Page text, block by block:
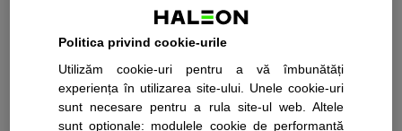
bacteriilor parodontale. În consecință, se formează niște
produse secundare dăunătoare, care declanșează
răspunsul inflamator al organismului, provocând
inflamația gingiilor. Fără tratament, boala parodontală se
poate agrava, pe măsură ce placa bacteriană devine dură,
formând tartru, un strat de depuneri dure care nu poate fi
îndepărtat prin periaj obișnuit.
Politica privind cookie-urile
Utilizăm cookie-uri pentru a vă îmbunătăți
experiența în utilizarea site-ului. Unele cookie-uri
sunt necesare pentru a rula site-ul web. Altele
sunt opționale: modulele cookie de performanță